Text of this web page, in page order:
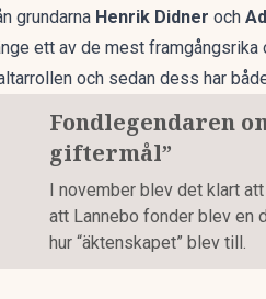
grundarna Henrik Didner och
ett av de mest
och sedan dess har
Fondlegendaren
giftermål”
I november blev det klart
att Lannebo fonder blev en
hur “äktenskapet” blev till.